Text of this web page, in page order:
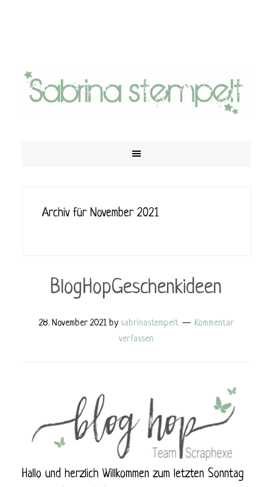
Archiv für November 2021
BlogHopGeschenkideen
28. November 2021by sabrinastempelt
Kommentar
verfassen
Hallo und herzlich Willkommen zum letzten Sonntag